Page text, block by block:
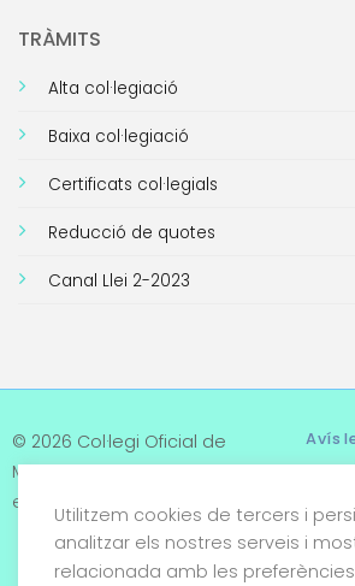
TRÀMITS
Alta col·legiació
Baixa col·legiació
Certificats col·legials
Reducció de quotes
Canal Llei 2-2023
© 2026 Col·legi Oficial de
Metges de Tarragona. Tots
els drets reservats
Avís
Utilitzem cookies de tercers i
analitzar els nostres serveis i
relacionada amb les